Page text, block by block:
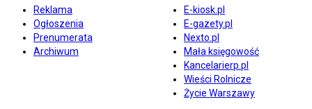
Reklama
Ogłoszenia
Prenumerata
Archiwum
E-kiosk.pl
E-gazety.pl
Nexto.pl
Mała księgowość
Kancelarierp.pl
Wieści Rolnicze
Życie Warszawy